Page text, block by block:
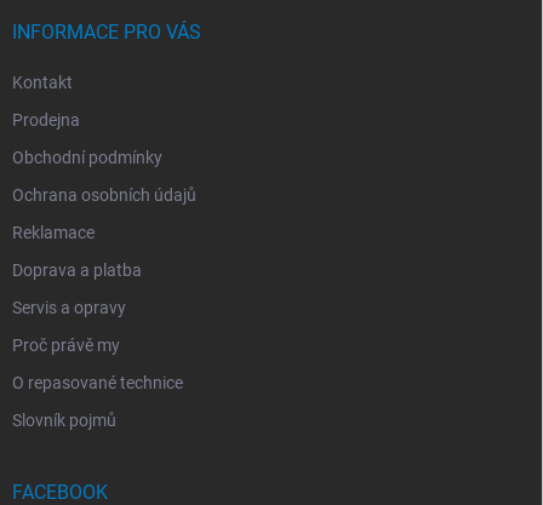
INFORMACE PRO VÁS
Kontakt
Prodejna
Obchodní podmínky
Ochrana osobních údajů
Reklamace
Doprava a platba
Servis a opravy
Proč právě my
O repasované technice
Slovník pojmů
FACEBOOK